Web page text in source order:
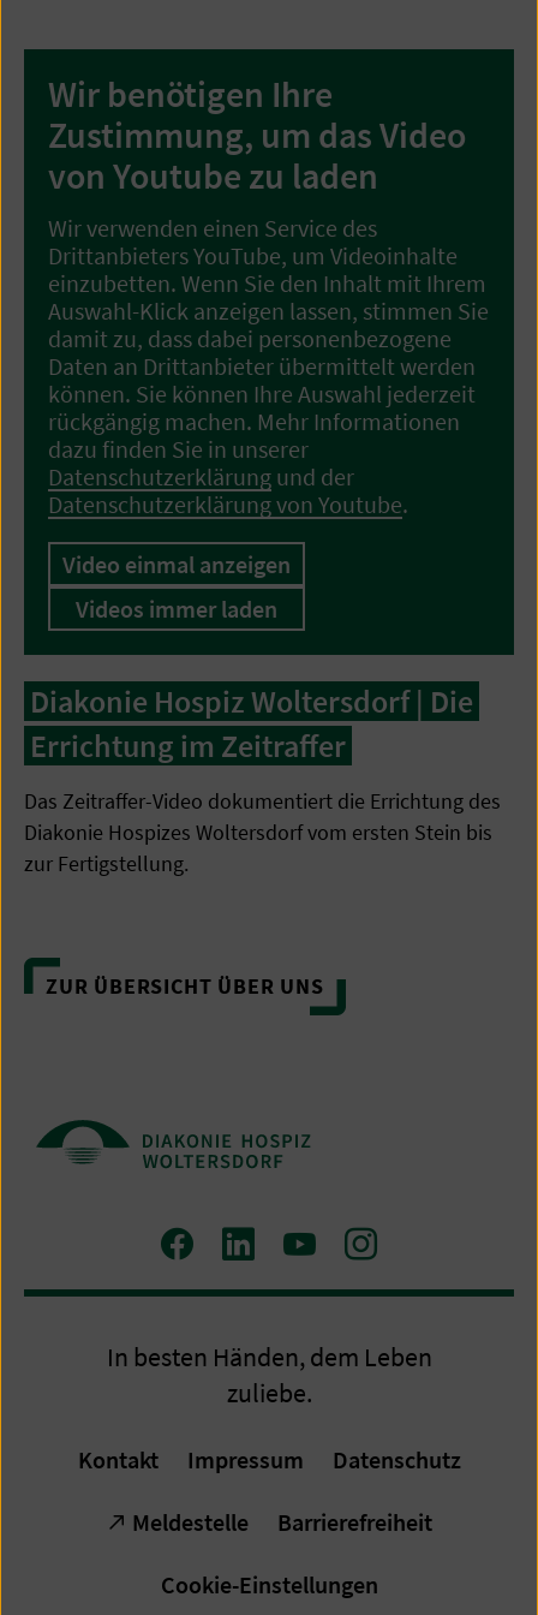
Wir benötigen Ihre
Zustimmung, um das Video
von Youtube zu laden
Wir verwenden einen Service des
Drittanbieters YouTube, um Videoinhalte
einzubetten. Wenn Sie den Inhalt mit Ihrem
Auswahl-Klick anzeigen lassen, stimmen Sie
damit zu, dass dabei personenbezogene
Daten an Drittanbieter übermittelt werden
können. Sie können Ihre Auswahl jederzeit
rückgängig machen. Mehr Informationen
dazu finden Sie in unserer
Datenschutzerklärung und der
Datenschutzerklärung von Youtube.
Video einmal anzeigen
Videos immer laden
Diakonie Hospiz Woltersdorf | Die
Errichtung im Zeitraffer
Das Zeitraffer-Video dokumentiert die Errichtung des
Diakonie Hospizes Woltersdorf vom ersten Stein bis
zur Fertigstellung.
ZUR ÜBERSICHT ÜBER UNS
Zum
Facebook
Zum
LinkedIn
Zum
YouTube
Zum
Instagram
In besten Händen, dem Leben
zuliebe.
Kontakt Impressum Datenschutz
Meldestelle Barrierefreiheit
Cookie-Einstellungen